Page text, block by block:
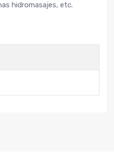
hidromasajes, etc.